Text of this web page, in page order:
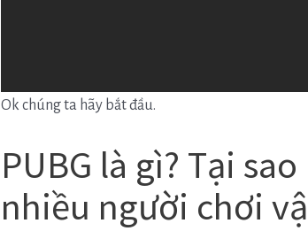
Ok chúng ta hãy bắt đầu.
PUBG là gì? Tại
nhiều người chơi